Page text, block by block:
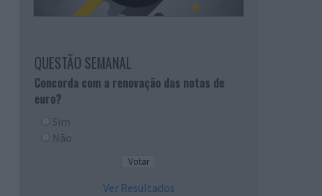
QUESTÃO SEMANAL
Concorda com a renovação das notas de
euro?
Sim
Não
Ver Resultados